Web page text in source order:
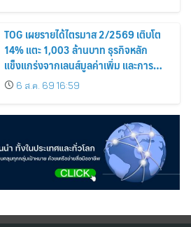
TOG เผยรายได้ไตรมาส 2/2569 เติบโต
14% แตะ 1,003 ล้านบาท ธุรกิจหลัก
แข็งแกร่งจากเลนส์มูลค่าเพิ่ม และการ
ขยายตลาดต่างประเทศ พร้อมเดินหน้า
ลงทุนเพื่อการเติบโตระยะยาว
6 ส.ค. 69 16:59